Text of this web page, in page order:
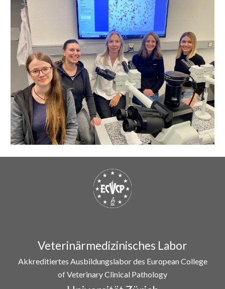
Veterinärmedizinisches Labor
Akkreditiertes Ausbildungslabor des European College
of Veterinary Clinical Pathology